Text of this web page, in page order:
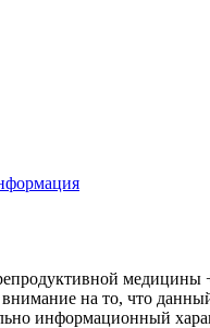
медицины
на то, что
информационный